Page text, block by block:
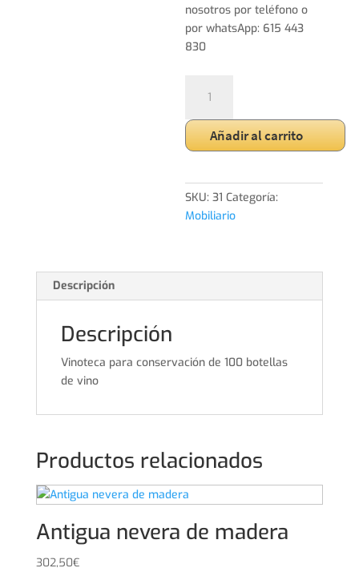
nosotros por teléfono o
por whatsApp: 615 443
830
botellas
cantidadAñadir al carrito
SKU:31 Categoría:
Mobiliario
Descripción
Descripción
Vinoteca para conservación de 100 botellas
de vino
Productos relacionados
Antigua nevera de madera
302,50€